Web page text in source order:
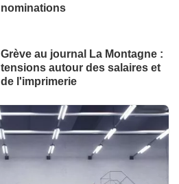
nominations
Grève au journal La Montagne :
tensions autour des salaires et
de l'imprimerie